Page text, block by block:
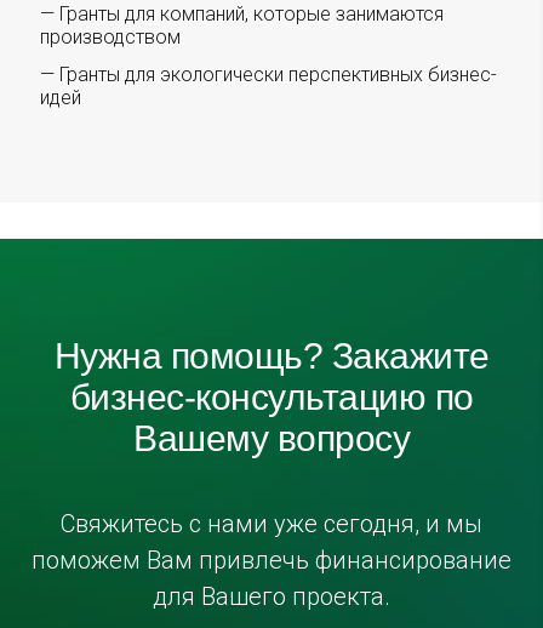
— Гранты для компаний, которые занимаются
производством
— Гранты для экологически перспективных бизнес-
идей
Нужна помощь? Закажите
бизнес-консультацию по
Вашему вопросу
Свяжитесь с нами уже сегодня, и мы
поможем Вам привлечь финансирование
для Вашего проекта.